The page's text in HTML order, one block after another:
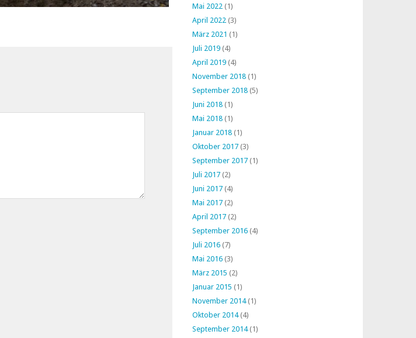
Mai 2022 (1)
April 2022 (3)
März 2021 (1)
Juli 2019 (4)
April 2019 (4)
November 2018 (1)
September 2018 (5)
Juni 2018 (1)
Mai 2018 (1)
Januar 2018 (1)
Oktober 2017 (3)
September 2017 (1)
Juli 2017 (2)
Juni 2017 (4)
Mai 2017 (2)
April 2017 (2)
September 2016 (4)
Juli 2016 (7)
Mai 2016 (3)
März 2015 (2)
Januar 2015 (1)
November 2014(1)
Oktober 2014(4)
September 2014(1)